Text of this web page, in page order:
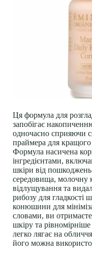
Ця формула для
запобігає
одночасно сприяючи
праймера для
Формула насичена
інгредієнтами,
шкіри від
середовища, молочну
відлущування та
рибозу для гладкості
конюшини для
словами, ви
шкіру та
легко лягає на
його можна